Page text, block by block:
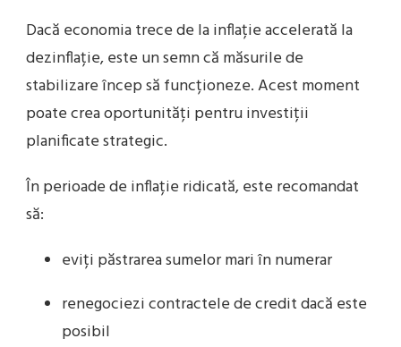
Dacă economia trece de la inflație accelerată la
dezinflație, este un semn că măsurile de
stabilizare încep să funcționeze. Acest moment
poate crea oportunități pentru investiții
planificate strategic.
În perioade de inflație ridicată, este recomandat
să:
eviți păstrarea sumelor mari în numerar
renegociezi contractele de credit dacă este
posibil